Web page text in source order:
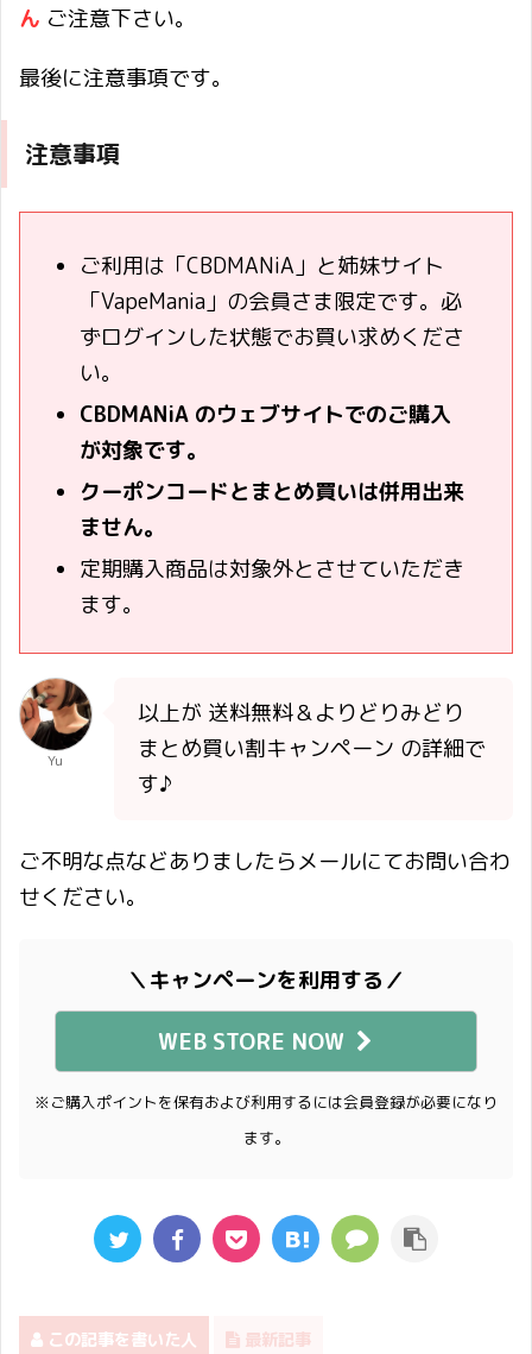
ん ご注意下さい。
最後に注意事項です。
注意事項
ご利用は「CBDMANiA」と姉妹サイト
「VapeMania」の会員さま限定です。必
ずログインした状態でお買い求めくださ
い。
CBDMANiA のウェブサイトでのご購入
が対象です。
クーポンコードとまとめ買いは併用出来
ません。
定期購入商品は対象外とさせていただき
ます。
Yu
以上が 送料無料＆よりどりみどり
まとめ買い割キャンペーン の詳細で
す♪
ご不明な点などありましたらメールにてお問い合わ
せください。
＼キャンペーンを利用する／
WEB STORE NOW
※ご購入ポイントを保有および利用するには会員登録が必要になり
ます。
この記事を書いた人 最新記事